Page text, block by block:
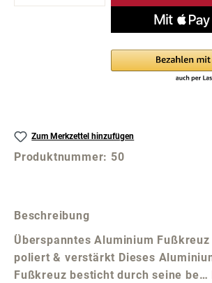
Zum Merkzettel hinzufügen
Produktnummer: 50
Beschreibung
Überspanntes Aluminium
poliert & verstärkt Dieses
Fußkreuz besticht durch seine be…